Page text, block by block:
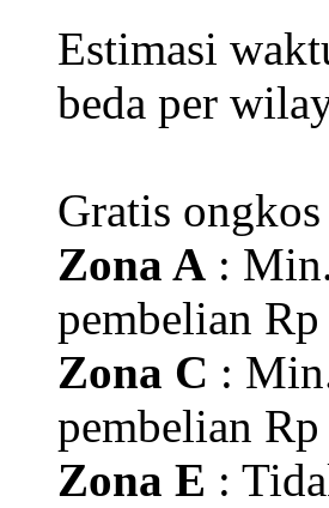
Estimasi
beda per
Gratis
Zona A :
pembelian
Zona C :
pembelian
Zona E :